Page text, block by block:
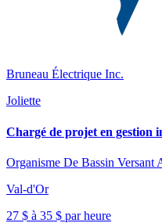
Bruneau Électrique Inc.
Joliette
Chargé de projet en gestion
Organisme De Bassin Versant
Val-d'Or
27 $ à 35 $ par heure